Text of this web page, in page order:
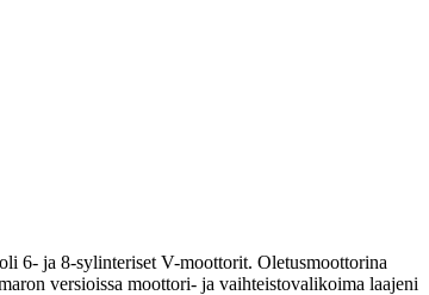
6- ja 8-sylinteriset V-moottorit. Oletusmoottorina
versioissa moottori- ja vaihteistovalikoima laajeni